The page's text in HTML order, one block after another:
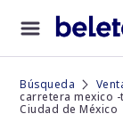
Búsqueda
carretera mexico
Ciudad de México